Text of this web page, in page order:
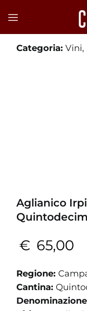
Categoria: Vini,
Aglianico
€ 65,00
Regione:
Cantina: